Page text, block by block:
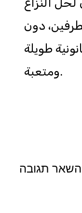
دون
طويلة
ومتعبة.
השאר תגובה